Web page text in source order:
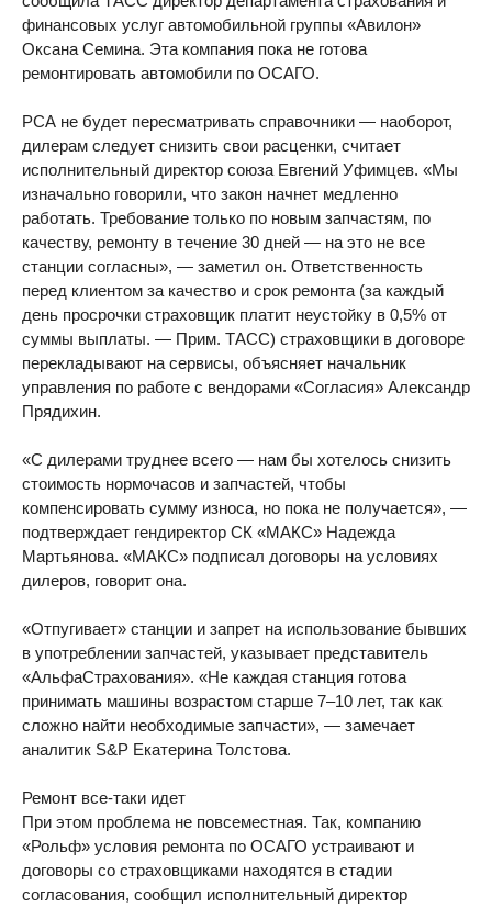
финансовых услуг автомобильной группы «Авилон»
Оксана Семина. Эта компания пока не готова
ремонтировать автомобили по ОСАГО.
РСА не будет пересматривать справочники — наоборот,
дилерам следует снизить свои расценки, считает
исполнительный директор союза Евгений Уфимцев. «Мы
изначально говорили, что закон начнет медленно
работать. Требование только по новым запчастям, по
качеству, ремонту в течение 30 дней — на это не все
станции согласны», — заметил он. Ответственность
перед клиентом за качество и срок ремонта (за каждый
день просрочки страховщик платит неустойку в 0,5% от
суммы выплаты. — Прим. ТАСС) страховщики в договоре
перекладывают на сервисы, объясняет начальник
управления по работе с вендорами «Согласия» Александр
Прядихин.
«С дилерами труднее всего — нам бы хотелось снизить
стоимость нормочасов и запчастей, чтобы
компенсировать сумму износа, но пока не получается», —
подтверждает гендиректор СК «МАКС» Надежда
Мартьянова. «МАКС» подписал договоры на условиях
дилеров, говорит она.
«Отпугивает» станции и запрет на использование бывших
в употреблении запчастей, указывает представитель
«АльфаСтрахования». «Не каждая станция готова
принимать машины возрастом старше 7–10 лет, так как
сложно найти необходимые запчасти», — замечает
аналитик S&P Екатерина Толстова.
Ремонт все-таки идет
При этом проблема не повсеместная. Так, компанию
«Рольф» условия ремонта по ОСАГО устраивают и
договоры со страховщиками находятся в стадии
согласования, сообщил исполнительный директор